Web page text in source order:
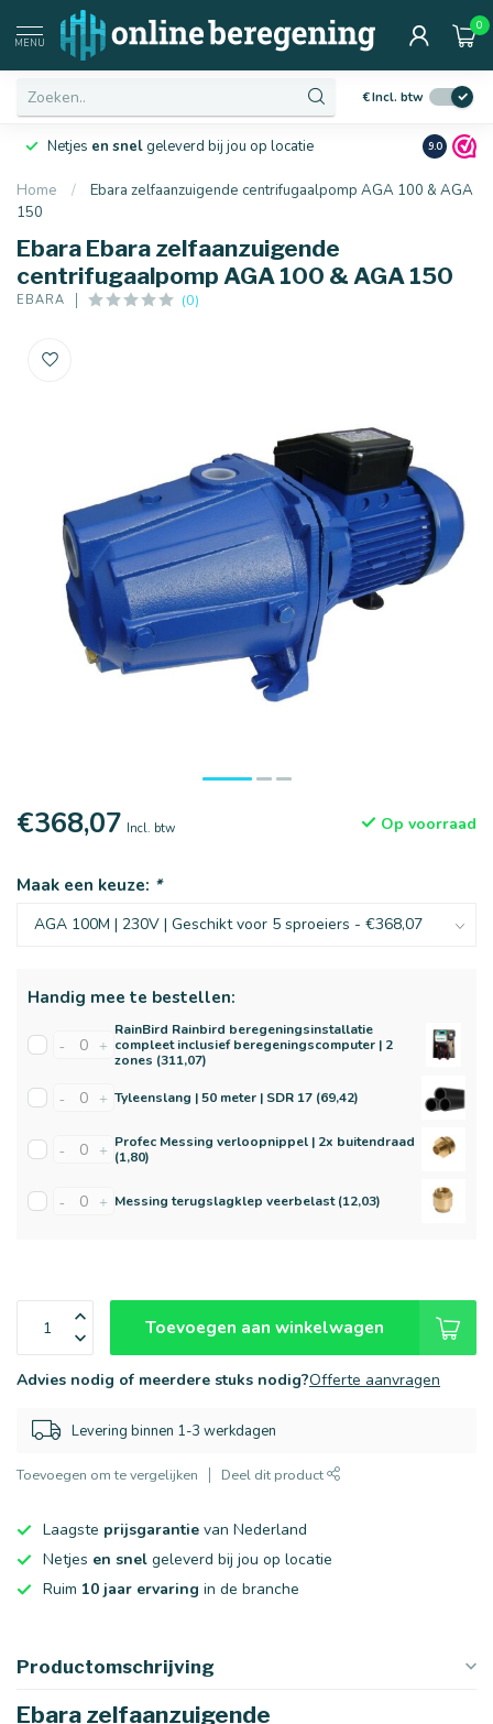
MENU
0
€Incl. btw
Netjes en snelgeleverd bij jou op locatie Ruim10
9.0
Home /
Ebara zelfaanzuigende centrifugaalpomp AGA 100 & AGA
150
Ebara Ebara zelfaanzuigende
centrifugaalpomp AGA 100 & AGA 150
EBARA (0)
€368,07 Incl. btw Op voorraad
Maak een keuze: *
Handig mee te bestellen:
- +
RainBird Rainbird beregeningsinstallatie
compleet inclusief beregeningscomputer | 2
zones (311,07)
- + Tyleenslang | 50 meter | SDR 17 (69,42)
- + Profec Messing verloopnippel | 2x buitendraad
(1,80)
- + Messing terugslagklep veerbelast (12,03)
Toevoegen aan winkelwagen
Advies nodig of meerdere stuks nodig?Offerte aanvragen
Levering binnen 1-3 werkdagen
Toevoegen om te vergelijken Deel dit product
Laagste prijsgarantie van Nederland
Netjes en snel geleverd bij jou op locatie
Ruim 10 jaar ervaring in de branche
Productomschrijving
Ebara zelfaanzuigende